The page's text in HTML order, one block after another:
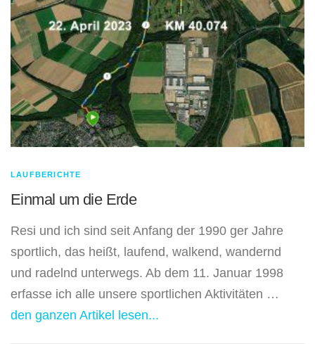
LAUFBERICHTE
Einmal um die Erde
Resi und ich sind seit Anfang der 1990 ger Jahre
sportlich, das heißt, laufend, walkend, wandernd
und radelnd unterwegs. Ab dem 11. Januar 1998
erfasse ich alle unsere sportlichen Aktivitäten …
den ganzen Artikel lesen...